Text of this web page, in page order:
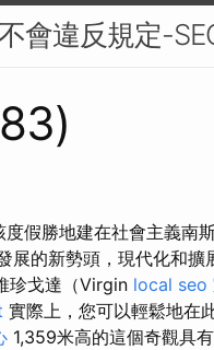
會違反規定-
假勝地建在社會主義南
的新勢頭，現代化和擴
珍戈達（Virgin local seo
實際上，您可以輕鬆地在
1,359米高的這個奇觀具